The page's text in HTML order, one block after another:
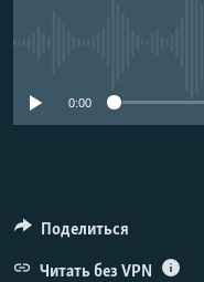
ELIFBE0:00
Поделиться
Читать без VPN